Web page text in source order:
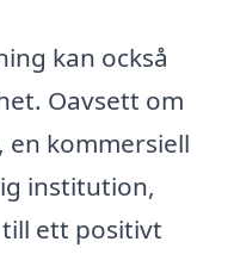
kan också
Oavsett om
kommersiell
institution,
ett positivt